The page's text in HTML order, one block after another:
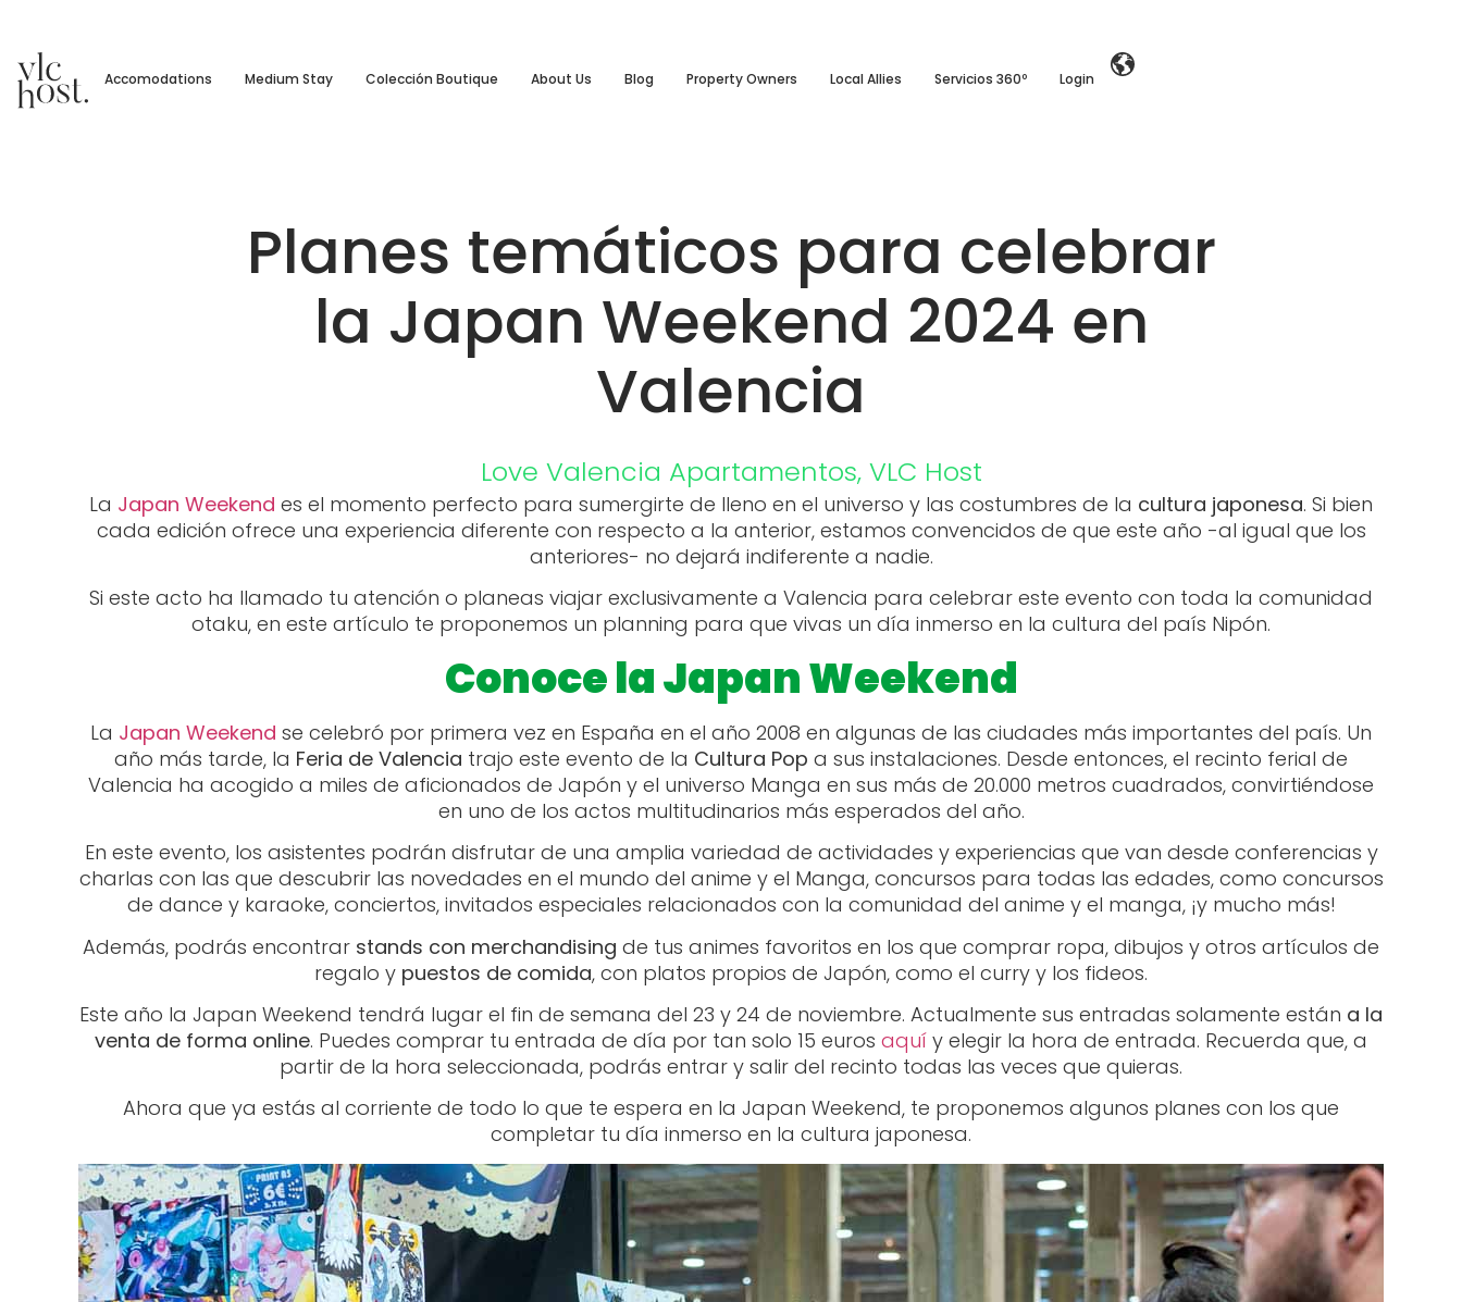
Accomodations Medium Stay Colección Boutique About Us Blog Property Owners Local Allies Servicios 360º Login
Planes temáticos para celebrar
la Japan Weekend 2024 en
Valencia
Love Valencia Apartamentos, VLC Host
La Japan Weekend es el momento perfecto para sumergirte de lleno en el universo y las costumbres de la cultura japonesa. Si bien
cada edición ofrece una experiencia diferente con respecto a la anterior, estamos convencidos de que este año -al igual que los
anteriores- no dejará indiferente a nadie.
Si este acto ha llamado tu atención o planeas viajar exclusivamente a Valencia para celebrar este evento con toda la comunidad
otaku, en este artículo te proponemos un planning para que vivas un día inmerso en la cultura del país Nipón.
Conoce la Japan Weekend
La Japan Weekend se celebró por primera vez en España en el año 2008 en algunas de las ciudades más importantes del país. Un
año más tarde, la Feria de Valencia trajo este evento de la Cultura Pop a sus instalaciones. Desde entonces, el recinto ferial de
Valencia ha acogido a miles de aficionados de Japón y el universo Manga en sus más de 20.000 metros cuadrados, convirtiéndose
en uno de los actos multitudinarios más esperados del año.
En este evento, los asistentes podrán disfrutar de una amplia variedad de actividades y experiencias que van desde conferencias y
charlas con las que descubrir las novedades en el mundo del anime y el Manga, concursos para todas las edades, como concursos
de dance y karaoke, conciertos, invitados especiales relacionados con la comunidad del anime y el manga, ¡y mucho más!
Además, podrás encontrar stands con merchandising de tus animes favoritos en los que comprar ropa, dibujos y otros artículos de
regalo y puestos de comida, con platos propios de Japón, como el curry y los fideos.
Este año la Japan Weekend tendrá lugar el fin de semana del 23 y 24 de noviembre. Actualmente sus entradas solamente están a la
venta de forma online. Puedes comprar tu entrada de día por tan solo 15 euros aquí y elegir la hora de entrada. Recuerda que, a
partir de la hora seleccionada, podrás entrar y salir del recinto todas las veces que quieras.
Ahora que ya estás al corriente de todo lo que te espera en la Japan Weekend, te proponemos algunos planes con los que
completar tu día inmerso en la cultura japonesa.